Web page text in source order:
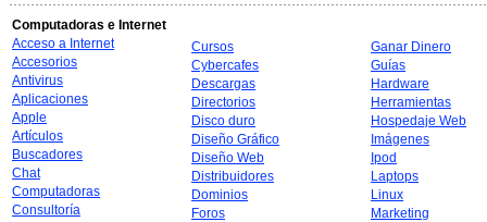
Computadoras e Internet
Acceso a Internet
Accesorios
Antivirus
Aplicaciones
Apple
Artículos
Buscadores
Chat
Computadoras
Consultoría
Cursos
Cybercafes
Descargas
Directorios
Disco duro
Diseño Gráfico
Diseño Web
Distribuidores
Dominios
Foros
Ganar Dinero
Guías
Hardware
Herramientas
Hospedaje Web
Imágenes
Ipod
Laptops
Linux
Marketing